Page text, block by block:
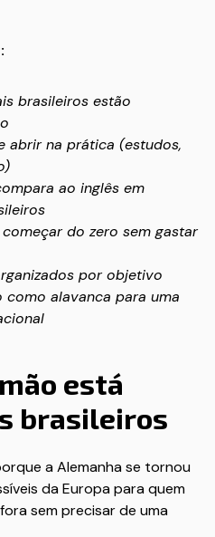
brasileiros estão
abrir na prática (estudos,
ao inglês em
do zero sem gastar
por objetivo
como alavanca para uma
está
brasileiros
a Alemanha se tornou
da Europa para quem
sem precisar de uma